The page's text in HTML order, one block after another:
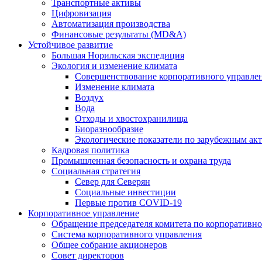
Транспортные активы
Цифровизация
Автоматизация производства
Финансовые результаты (MD&A)
Устойчивое развитие
Большая Норильская экспедиция
Экология и изменение климата
Совершенствование корпоративного
Изменение климата
Воздух
Вода
Отходы и хвостохранилища
Биоразнообразие
Экологические показатели по зарубежным
Кадровая политика
Промышленная безопасность и охрана труда
Социальная стратегия
Север для Северян
Социальные инвестиции
Первые против COVID‑19
Корпоративное управление
Обращение председателя комитета по
Система корпоративного управления
Общее собрание акционеров
Совет директоров